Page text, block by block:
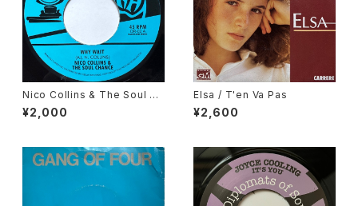
Nico Collins & The Soul Ch
ance / Why Wait
¥2,000
Elsa / T'en Va Pas
¥2,600